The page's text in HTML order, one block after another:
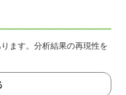
ます。分析結果の再現性を